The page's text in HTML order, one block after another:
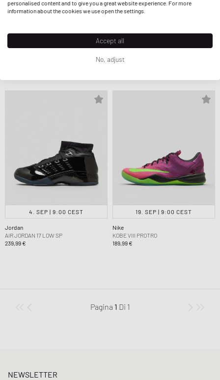
GEL-KINETIC FR
4. SEP | 9:00 CEST
Jordan
AIR JORDAN 17 LOW SP
239,99 €
19. SEP | 9:00 CEST
Nike
KOBE VIII PROTRO
189,99 €
Pagina 1 Di 1
NEWSLETTER
personalised content and to give you a great website experience. For more
information about the cookies we use open the settings.
Accept all
No, adjust